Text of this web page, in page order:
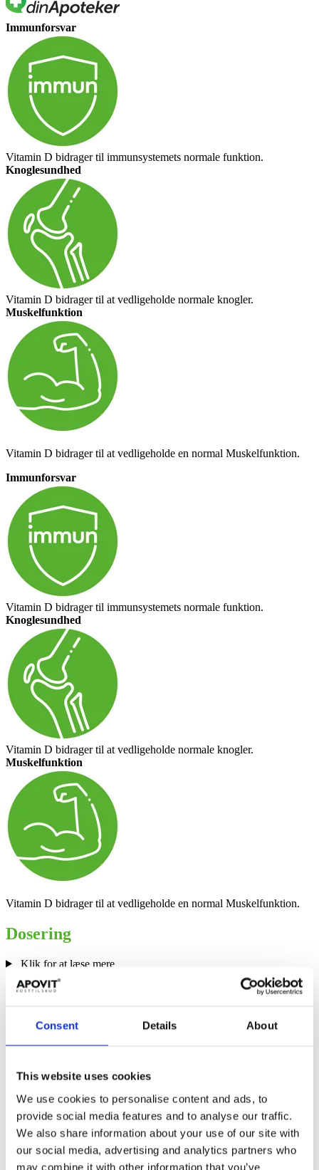
Consent Details About
This website uses cookies
We use cookies to personalise content and ads, to
provide social media features and to analyse our traffic.
We also share information about your use of our site with
our social media, advertising and analytics partners who
may combine it with other information that you’ve
Immunforsvar
Vitamin D bidrager til immunsystemets normale funktion.
Knoglesundhed
Vitamin D bidrager til at vedligeholde normale knogler.
Muskelfunktion
Vitamin D bidrager til at vedligeholde en normal Muskelfunktion.
Immunforsvar
Vitamin D bidrager til immunsystemets normale funktion.
Knoglesundhed
Vitamin D bidrager til at vedligeholde normale knogler.
Muskelfunktion
Vitamin D bidrager til at vedligeholde en normal Muskelfunktion.
Dose­ring
Klik for at læse mere